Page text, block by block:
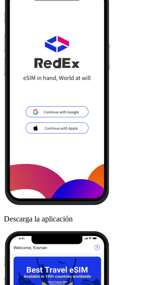
Descarga la aplicación